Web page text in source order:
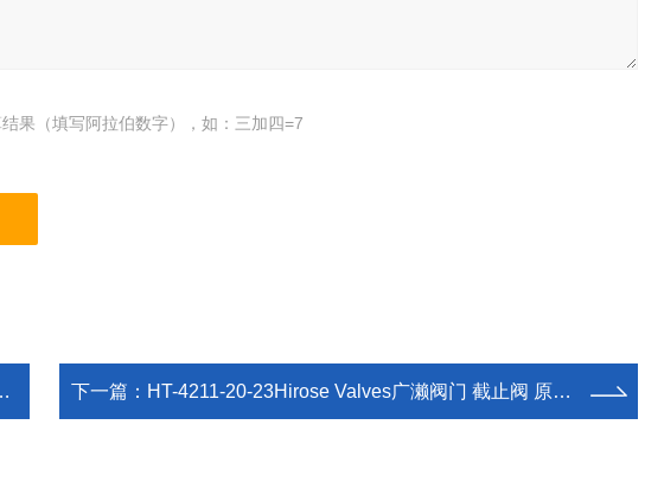
果（填写阿拉伯数字），如：三加四=7
下一篇： HT-4211-20-23Hirose Valves广濑阀门 截止阀 原装新品